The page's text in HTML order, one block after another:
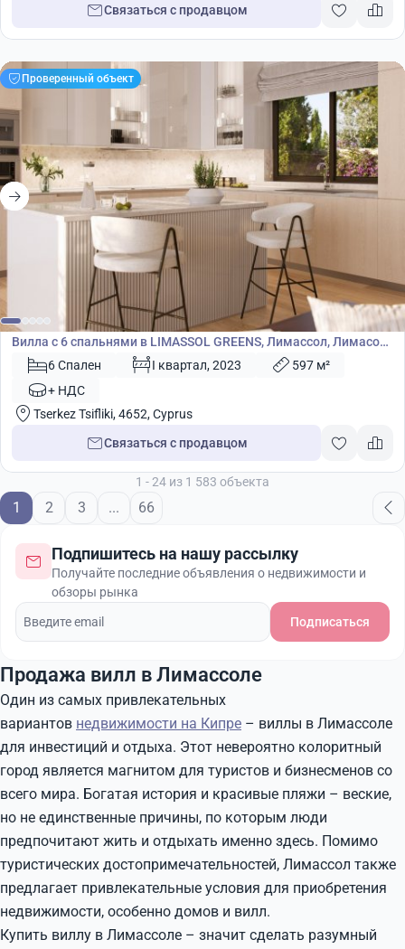
Связаться с продавцом
Проверенный объект
4 340 000
Вилла
Вилла с 6 спальнями в LIMASSOL GREENS, Лимассол, Лимасол,
Кипр № 19502
6 Спален I квартал, 2023
597 м²
+ НДС
Tserkez Tsifliki, 4652, Cyprus
Связаться с продавцом
1 - 24 из 1 583 объекта
1 2 3 ... 66
Подпишитесь на нашу рассылку
Получайте последние объявления о недвижимости и
обзоры рынка
Подписаться
Продажа вилл в Лимассоле
Один из самых привлекательных
вариантов недвижимости на Кипре – виллы в Лимассоле
для инвестиций и отдыха. Этот невероятно колоритный
город является магнитом для туристов и бизнесменов со
всего мира. Богатая история и красивые пляжи – веские,
но не единственные причины, по которым люди
предпочитают жить и отдыхать именно здесь. Помимо
туристических достопримечательностей, Лимассол также
предлагает привлекательные условия для приобретения
недвижимости, особенно домов и вилл.
Купить виллу в Лимассоле – значит сделать разумный